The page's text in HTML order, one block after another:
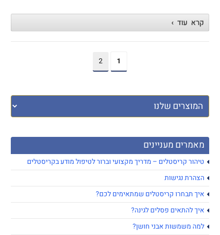
מאמרים מעניינים
טיהור קריסטלים – מדריך מקצועי וברור לטיפול מודע בקריסטלים
הצהרת נגישות
איך תבחרו קריסטלים שמתאימים לכם?
איך להתאים פסלים לגינה?
למה משמשות אבני חושן?
קרא עוד ›
1
2